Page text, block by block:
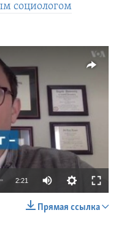
социологом
available
2:21
Прямая ссылка